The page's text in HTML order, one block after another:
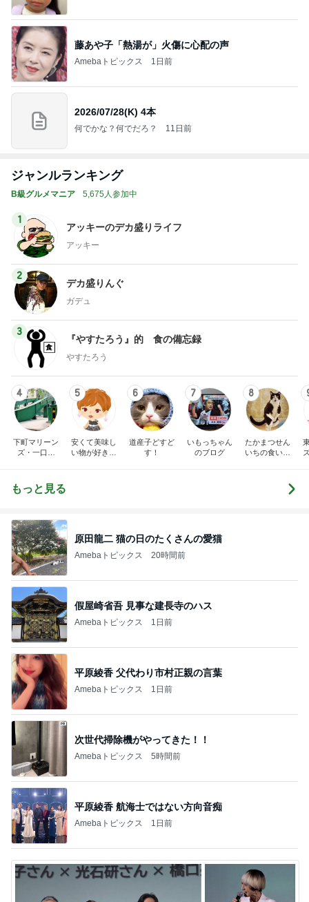
藤あや子「熱湯が」火傷に心配の声
Amebaトピックス 1日前
2026/07/28(K) 4本
何でかな？何でだろ？ 11日前
ジャンルランキング
B級グルメマニア 5,675人参加中
1
アッキーのデカ盛りライフ
アッキー
2
デカ盛りんぐ
ガデュ
3
『やすたろう』的 食の備忘録
やすたろう
4
下町マリーン
ズ・一口馬
そば
5
安くて美味し
い物が好き☆
6
道産子どすど
す！
7
いもっちゃん
のブログ
8
たかまつせん
いちの食い散
もっと見る
原田龍二 猫の日のたくさんの愛猫
Amebaトピックス 20時間前
假屋崎省吾 見事な建長寺のハス
Amebaトピックス 1日前
平原綾香 父代わり市村正親の言葉
Amebaトピックス 1日前
次世代掃除機がやってきた！！
Amebaトピックス 5時間前
平原綾香 航海士ではない方向音痴
Amebaトピックス 1日前